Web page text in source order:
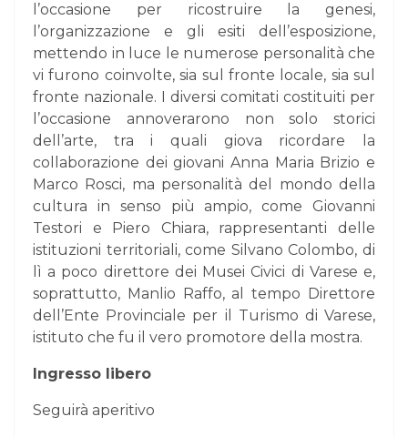
l’occasione per ricostruire la genesi,
l’organizzazione e gli esiti dell’esposizione,
mettendo in luce le numerose personalità che
vi furono coinvolte, sia sul fronte locale, sia sul
fronte nazionale. I diversi comitati costituiti per
l’occasione annoverarono non solo storici
dell’arte, tra i quali giova ricordare la
collaborazione dei giovani Anna Maria Brizio e
Marco Rosci, ma personalità del mondo della
cultura in senso più ampio, come Giovanni
Testori e Piero Chiara, rappresentanti delle
istituzioni territoriali, come Silvano Colombo, di
lì a poco direttore dei Musei Civici di Varese e,
soprattutto, Manlio Raffo, al tempo Direttore
dell’Ente Provinciale per il Turismo di Varese,
istituto che fu il vero promotore della mostra.
Ingresso libero
Seguirà aperitivo